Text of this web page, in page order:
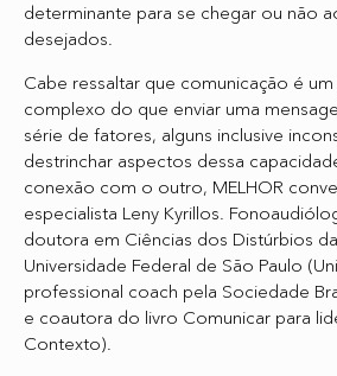
determinante para se chegar ou não
desejados.
Cabe ressaltar que comunicação é
complexo do que enviar uma
série de fatores, alguns inclusive
destrinchar aspectos dessa
conexão com o outro, MELHOR
especialista Leny Kyrillos.
doutora em Ciências dos Distúrbios
Universidade Federal de São Paulo
professional coach pela Sociedade
e coautora do livro Comunicar para
Contexto).